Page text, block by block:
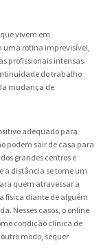
vivem em
uma rotina imprevisível,
profissionais intensas.
do trabalho
mudança de
adequado para
podem sair de casa para
grandes centros e
a distância se torne um
quem atravessar a
física diante de alguém
Nesses casos, o online
condição clínica de
modo, sequer